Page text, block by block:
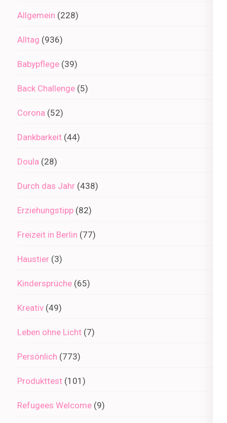
Allgemein (228)
Alltag (936)
Babypflege (39)
Back Challenge (5)
Corona (52)
Dankbarkeit (44)
Doula (28)
Durch das Jahr (438)
Erziehungstipp (82)
Freizeit in Berlin (77)
Haustier (3)
Kindersprüche (65)
Kreativ (49)
Leben ohne Licht (7)
Persönlich (773)
Produkttest (101)
Refugees Welcome (9)